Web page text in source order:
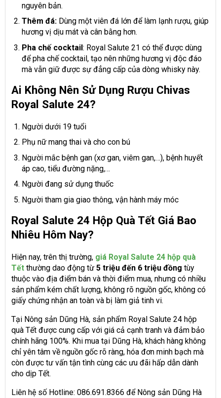
nguyên bản.
Thêm đá:Dùng một viên đá lớn để làm lạnh rượu, giúp
hương vị dịu mát và cân bằng hơn.
Pha chế cocktail: Royal Salute 21 có thể được dùng
để pha chế cocktail, tạo nên những hương vị độc đáo
mà vẫn giữ được sự đẳng cấp của dòng whisky này.
Ai Không Nên Sử Dụng Rượu Chivas
Royal Salute 24?
Người dưới 19 tuổi
Phụ nữ mang thai và cho con bú
Người mắc bệnh gan (xơ gan, viêm gan,…), bệnh huyết
áp cao, tiểu đường nặng,…
Người đang sử dụng thuốc
Người tham gia giao thông, vận hành máy móc
Royal Salute 24 Hộp Quà Tết Giá Bao
Nhiêu Hôm Nay?
Hiện nay, trên thị trường, giá Royal Salute 24 hộp quà
Tết thường dao động từ 5 triệu đến 6 triệu đồng tùy
thuộc vào địa điểm bán và thời điểm mua, nhưng có nhiều
sản phẩm kém chất lượng, không rõ nguồn gốc, không có
giấy chứng nhận an toàn và bị làm giả tinh vi.
Tại Nông sản Dũng Hà, sản phẩm Royal Salute 24 hộp
quà Tết được cung cấp với giá cả cạnh tranh và đảm bảo
chính hãng 100%. Khi mua tại Dũng Hà, khách hàng không
chỉ yên tâm về nguồn gốc rõ ràng, hóa đơn minh bạch mà
còn được tư vấn tận tình cùng các ưu đãi hấp dẫn dành
cho dịp Tết.
Liên hệ số Hotline: 086.691.8366 để Nông sản Dũng Hà